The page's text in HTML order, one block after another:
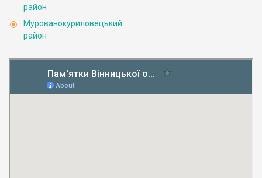
район
Мурованокуриловецький
район